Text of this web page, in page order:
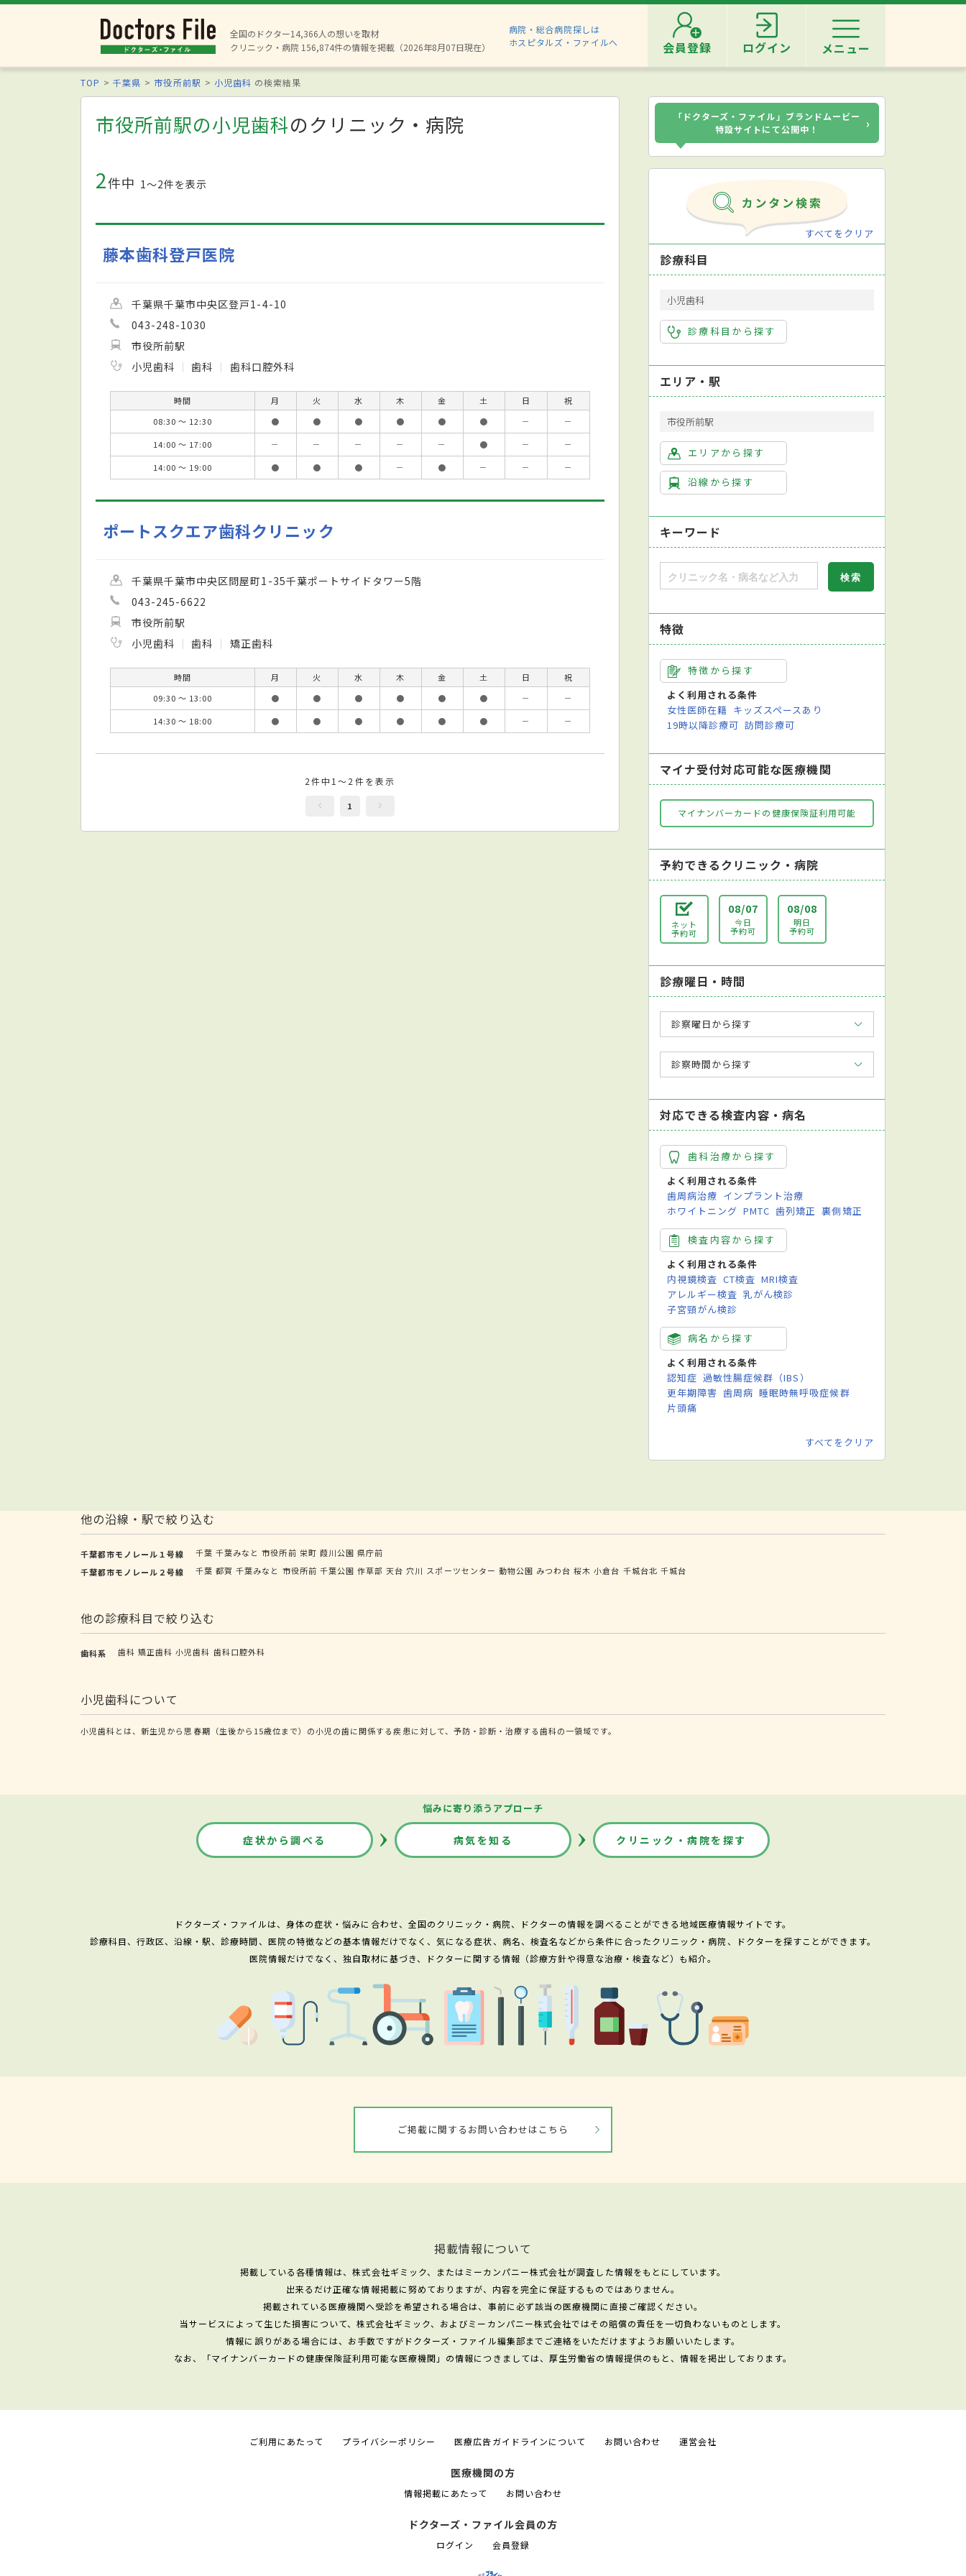
全国のドクター14,366人の想いを取材
クリニック・病院 156,874件の情報を掲載（2026年8月07日現在）
病院・総合病院探しは
ホスピタルズ・ファイルへ
会員登録 ログイン メニュー
TOP 千葉県 市役所前駅 小児歯科 の検索結果
市役所前駅の小児歯科のクリニック・病院
2件中 1〜2件を表示
藤本歯科登戸医院
千葉県千葉市中央区登戸1-4-10
043-248-1030
市役所前駅
小児歯科
歯科 歯科口腔外科
時間 月 火 水 木 金 土 日
祝
08:30 ～ 12:30
● ● ● ● ● ● －
－
14:00 ～ 17:00
－ － － － － ● －
－
14:00 ～ 19:00
● ● ● － ● － － －
ポートスクエア歯科クリニック
千葉県千葉市中央区問屋町1-35千葉ポートサイドタワー5階
043-245-6622
市役所前駅
小児歯科
歯科 矯正歯科
時間 月 火 水 木 金 土 日
祝
09:30 ～ 13:00
● ● ● ● ● ● －
－
14:30 ～ 18:00
● ● ● ● ● ● － －
2件中1～2件を表示
1
「ドクターズ・ファイル」ブランドムービー
特設サイトにて公開中！
›
すべてをクリア
診療科目
小児歯科
診療科目から探す
エリア・駅
市役所前駅
エリアから探す
沿線から探す
キーワード
特徴
特徴から探す
よく利用される条件
女性医師在籍 キッズスペースあり
19時以降診療可 訪問診療可
マイナ受付対応可能な医療機関
マイナンバーカードの健康保険証利用可能
予約できるクリニック・病院
ネット
予約可
08/07
今日
予約可
08/08
明日
予約可
診療曜日・時間
診察曜日から探す
診察時間から探す
対応できる検査内容・病名
歯科治療から探す
よく利用される条件
歯周病治療 インプラント治療
ホワイトニング PMTC 歯列矯正 裏側矯正
検査内容から探す
よく利用される条件
内視鏡検査 CT検査 MRI検査
アレルギー検査 乳がん検診
子宮頸がん検診
病名から探す
よく利用される条件
認知症 過敏性腸症候群（IBS）
更年期障害 歯周病 睡眠時無呼吸症候群
片頭痛
すべてをクリア
他の沿線・駅で絞り込む
千葉都市モノレール１号線 千葉 千葉みなと 市役所前 栄町 葭川公園 県庁前
千葉都市モノレール２号線
千葉 都賀 千葉みなと 市役所前 千葉公園 作草部 天台 穴川 スポーツセンター 動物公園 みつわ台 桜木 小倉台 千城台北 千城台
他の診療科目で絞り込む
歯科系 歯科 矯正歯科 小児歯科 歯科口腔外科
小児歯科について
小児歯科とは、新生児から思春期（生後から15歳位まで）の小児の歯に関係する疾患に対して、予防・診断・治療する歯科の一領域です。
悩みに寄り添うアプローチ
症状から調べる 病気を知る クリニック・病院を探す
ドクターズ・ファイルは、身体の症状・悩みに合わせ、全国のクリニック・病院、ドクターの情報を調べることができる地域医療情報サイトです。
診療科目、行政区、沿線・駅、診療時間、医院の特徴などの基本情報だけでなく、気になる症状、病名、検査名などから条件に合ったクリニック・病院、ドクターを探すことができます。
医院情報だけでなく、独自取材に基づき、ドクターに関する情報（診療方針や得意な治療・検査など）も紹介。
ご掲載に関するお問い合わせはこちら
掲載情報について
掲載している各種情報は、株式会社ギミック、またはミーカンパニー株式会社が調査した情報をもとにしています。
出来るだけ正確な情報掲載に努めておりますが、内容を完全に保証するものではありません。
掲載されている医療機関へ受診を希望される場合は、事前に必ず該当の医療機関に直接ご確認ください。
当サービスによって生じた損害について、株式会社ギミック、およびミーカンパニー株式会社ではその賠償の責任を一切負わないものとします。
情報に誤りがある場合には、お手数ですがドクターズ・ファイル編集部までご連絡をいただけますようお願いいたします。
なお、「マイナンバーカードの健康保険証利用可能な医療機関」の情報につきましては、厚生労働省の情報提供のもと、情報を掲出しております。
ご利用にあたって プライバシーポリシー 医療広告ガイドラインについて お問い合わせ 運営会社
医療機関の方
情報掲載にあたって お問い合わせ
ドクターズ・ファイル会員の方
ログイン 会員登録